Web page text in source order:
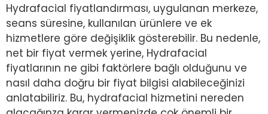
Hydrafacial fiyatlandırması, uygulanan merkeze,
seans süresine, kullanılan ürünlere ve ek
hizmetlere göre değişiklik gösterebilir. Bu nedenle,
net bir fiyat vermek yerine, Hydrafacial
fiyatlarının ne gibi faktörlere bağlı olduğunu ve
nasıl daha doğru bir fiyat bilgisi alabileceğinizi
anlatabiliriz. Bu, hydrafacial hizmetini nereden